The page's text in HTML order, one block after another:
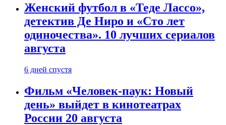
Женский футбол в «Теде Лассо»,
детектив Де Ниро и «Сто лет
одиночества». 10 лучших сериалов
августа
6 дней спустя
Фильм «Человек-паук: Новый
день» выйдет в кинотеатрах
России 20 августа